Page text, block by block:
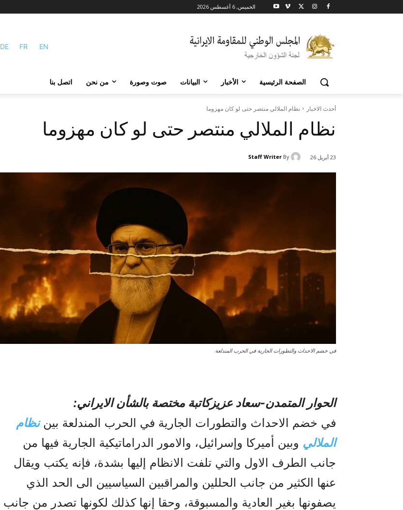
الخميس, 6 أغسطس 2026
DE FR EN
الصفحة الرئيسية الأخبار البيانات صوت وصورة من نحن اتصل بنا
أحدث الاخبار نظام الملالي منتصر حتى لو کان مهزوما
نظام الملالي منتصر حتى لو کان مهزوما
23 أبريل 26 By
Staff Writer
في خضم الاحداث والتطورات الجارية في الحرب المندلعة
الحوار المتمدن-سعاد عزيزکاتبة مختصة بالشأن الايراني:
في خضم الاحداث والتطورات الجارية في الحرب المندلعة بيننظام
الملالي وبين أميرکا وإسرائيل، والامور الدراماتيکية الجارية فيها من
جانب الطرف الاول والتي تلفت الانظام إليها بشدة، فإنه يکتب ويقال
عنها الکثير من جانب الحللين والمراقبين السياسيين الى الحد الذي
يصفونها بغير العادية والمسبوقة، وحقا إنها کذلك لکونها تصدر من جانب